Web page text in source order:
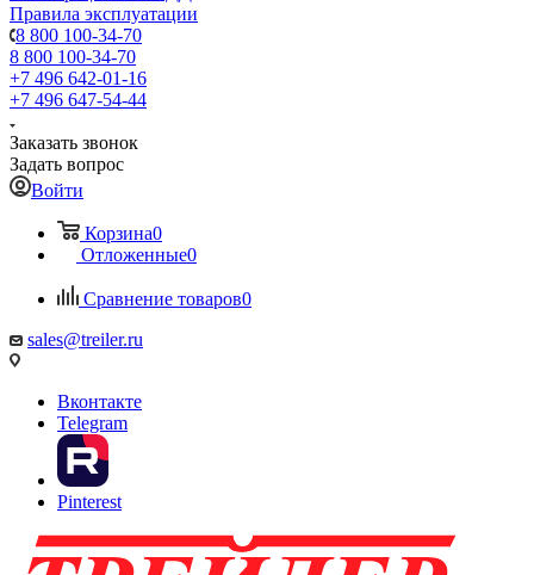
Правила эксплуатации
8 800 100-34-70
8 800 100-34-70
+7 496 642-01-16
+7 496 647-54-44
Заказать звонок
Задать вопрос
Войти
Корзина0
Отложенные0
Сравнение товаров0
sales@treiler.ru
Вконтакте
Telegram
Pinterest